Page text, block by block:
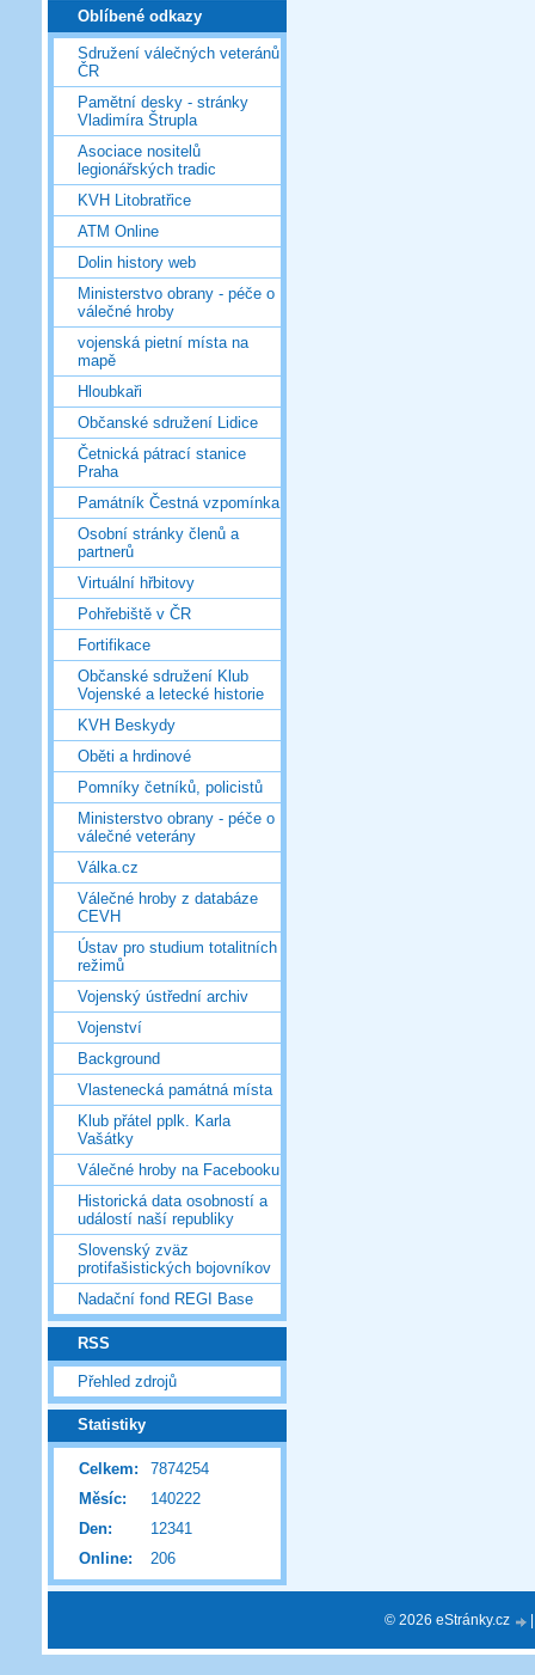
Oblíbené odkazy
Sdružení válečných veteránů
ČR
Pamětní desky - stránky
Vladimíra Štrupla
Asociace nositelů
legionářských tradic
KVH Litobratřice
ATM Online
Dolin history web
Ministerstvo obrany - péče o
válečné hroby
vojenská pietní místa na
mapě
Hloubkaři
Občanské sdružení Lidice
Četnická pátrací stanice
Praha
Památník Čestná vzpomínka
Osobní stránky členů a
partnerů
Virtuální hřbitovy
Pohřebiště v ČR
Fortifikace
Občanské sdružení Klub
Vojenské a letecké historie
KVH Beskydy
Oběti a hrdinové
Pomníky četníků, policistů
Ministerstvo obrany - péče o
válečné veterány
Válka.cz
Válečné hroby z databáze
CEVH
Ústav pro studium totalitních
režimů
Vojenský ústřední archiv
Vojenství
Background
Vlastenecká památná místa
Klub přátel pplk. Karla
Vašátky
Válečné hroby na Facebooku
Historická data osobností a
událostí naší republiky
Slovenský zväz
protifašistických bojovníkov
Nadační fond REGI Base
RSS
Přehled zdrojů
Statistiky
Online: 206
Celkem:
7874254
Měsíc:
140222
Den:
12341
© 2026 eStránky.cz